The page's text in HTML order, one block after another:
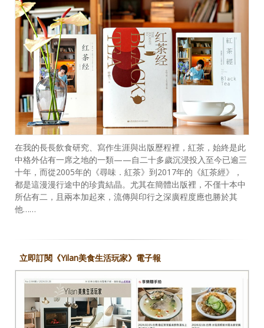
在我的長長飲食研究、寫作生涯與出版歷程裡，紅茶，始終是此
中格外佔有一席之地的一類——自二十多歲沉浸投入至今已逾三
十年，而從2005年的《尋味．紅茶》到2017年的《紅茶經》，
都是這漫漫行途中的珍貴結晶。尤其在簡體出版裡，不僅十本中
所佔有二，且兩本加起來，流傳與印行之深廣程度應也勝於其
他……
立即訂閱《Yilan美食生活玩家》電子報